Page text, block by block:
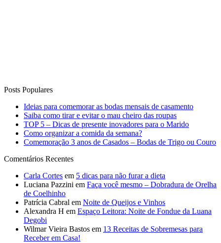
Posts Populares
Ideias para comemorar as bodas mensais de casamento
Saiba como tirar e evitar o mau cheiro das roupas
TOP 5 – Dicas de presente inovadores para o Marido
Como organizar a comida da semana?
Comemoração 3 anos de Casados – Bodas de Trigo ou Couro
Comentários Recentes
Carla Cortes em 5 dicas para não furar a dieta
Luciana Pazzini em Faça você mesmo – Dobradura de Orelha
de Coelhinho
Patrícia Cabral em Noite de Queijos e Vinhos
Alexandra H em Espaço Leitora: Noite de Fondue da Luana
Degobi
Wilmar Vieira Bastos em 13 Receitas de Sobremesas para
Receber em Casa!